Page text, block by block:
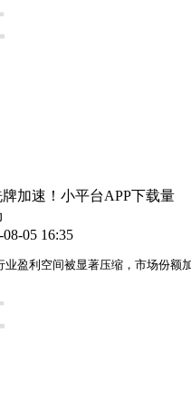
加速！小平台APP下载量
08-05 16:35
盈利空间被显著压缩，市场份